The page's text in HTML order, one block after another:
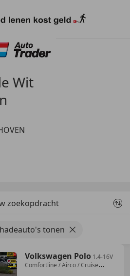
Wit
zoekopdracht
tonen
Volkswagen Polo 1.4-16V
Comfortline / Airco / Cruise